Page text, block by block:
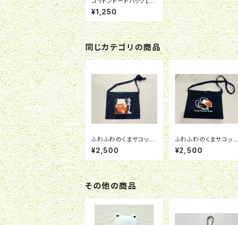
カバンバスピス】
¥1,250
同じカテゴリの商品
ふわふわのくまサコッシ
ュ ふえーん 黒
¥2,500
ふわふわのくまサコッシ
ュ牡蠣 黒
¥2,500
その他の商品